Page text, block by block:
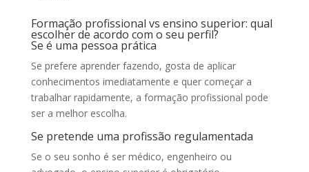
Formação profissional vs ensino superior: qual
escolher de acordo com o seu perfil?
Se é uma pessoa prática
Se prefere aprender fazendo, gosta de aplicar
conhecimentos imediatamente e quer começar a
trabalhar rapidamente, a formação profissional pode
ser a melhor escolha.
Se pretende uma profissão regulamentada
Se o seu sonho é ser médico, engenheiro ou